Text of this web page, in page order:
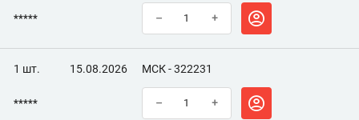
***** – +
1 шт. 15.08.2026 МСК - 322231
***** – +